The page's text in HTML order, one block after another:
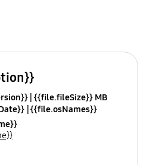
{{file.fileSize}} MB
{{file.osNames}}